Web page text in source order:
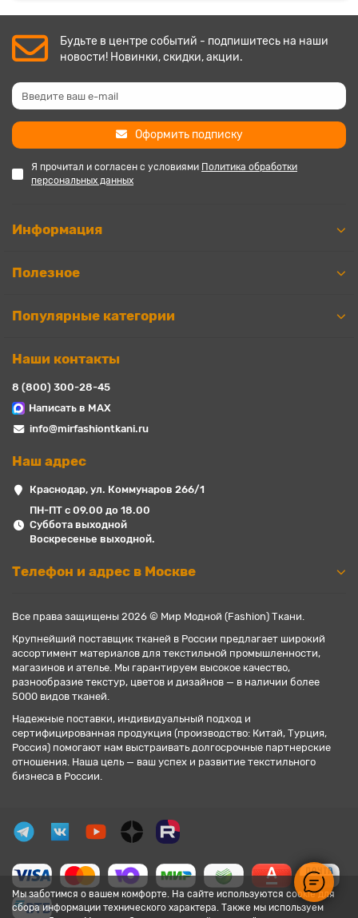
Мы заботимся о вашем комфорте. На сайте используются cookie для
сбора информации технического характера. Также мы используем
Будьте в центре событий - подпишитесь на наши
новости! Новинки, скидки, акции.
Оформить подписку
Я прочитал и согласен с условиями Политика обработки
персональных данных
Информация
Полезное
Популярные категории
Наши контакты
8 (800) 300-28-45
Написать в MAX
info@mirfashiontkani.ru
Наш адрес
Краснодар, ул. Коммунаров 266/1
ПН-ПТ с 09.00 до 18.00
Суббота выходной
Воскресенье выходной.
Телефон и адрес в Москве
Все права защищены 2026 © Мир Модной (Fashion) Ткани.
Крупнейший поставщик тканей в России предлагает широкий
ассортимент материалов для текстильной промышленности,
магазинов и ателье. Мы гарантируем высокое качество,
разнообразие текстур, цветов и дизайнов — в наличии более
5000 видов тканей.
Надежные поставки, индивидуальный подход и
сертифицированная продукция (производство: Китай, Турция,
Россия) помогают нам выстраивать долгосрочные партнерские
отношения. Наша цель — ваш успех и развитие текстильного
бизнеса в России.